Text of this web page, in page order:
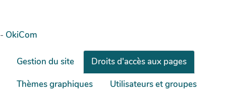
- OkiCom
Gestion du site
Droits d'accès aux pages
Thèmes graphiques
Utilisateurs et groupes